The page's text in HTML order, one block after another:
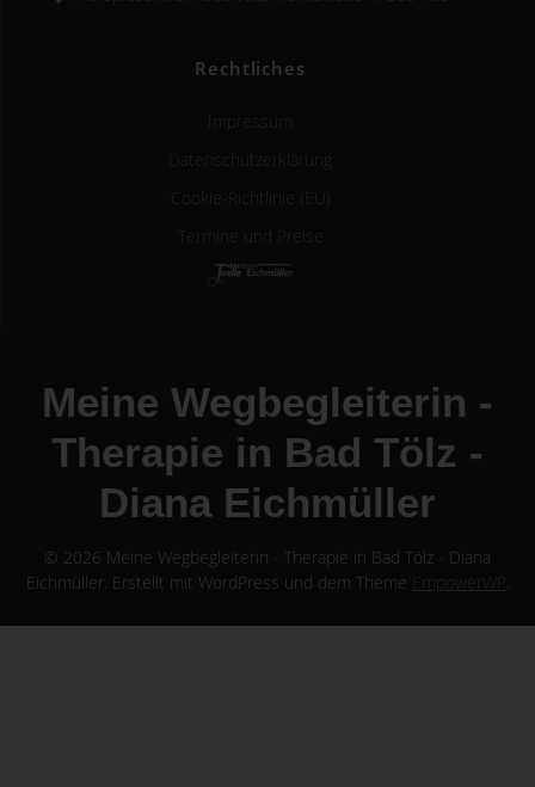
Rechtliches
Impressum
Datenschutzerklärung
Cookie-Richtlinie (EU)
Termine und Preise
Meine Wegbegleiterin -
Therapie in Bad Tölz -
Diana Eichmüller
© 2026 Meine Wegbegleiterin - Therapie in Bad Tölz - Diana
Eichmüller. Erstellt mit WordPress und dem Theme
EmpowerWP .